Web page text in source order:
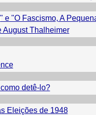
e "O Fascismo, A
August Thalheimer
detê-lo?
Eleições de 1948